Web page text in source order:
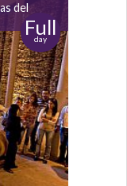
del
Full
day